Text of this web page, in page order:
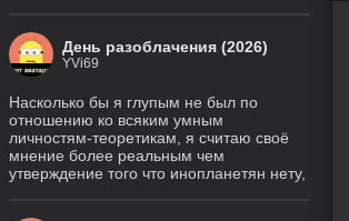
День разоблачения (2026)
YVi69
Насколько бы я глупым не был по
отношению ко всяким умным
личностям-теоретикам, я считаю своё
мнение более реальным чем
утверждение того что инопланетян нету,